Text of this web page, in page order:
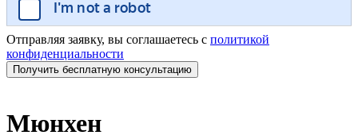
Отправляя заявку, вы соглашаетесь с политикой
конфиденциальности
Мюнхен